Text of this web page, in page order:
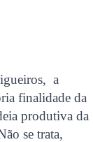
a
finalidade da
produtiva da
se trata,